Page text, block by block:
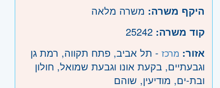
היקף משרה: משרה מלאה
קוד משרה:
אזור: מרכז - תל אביב, פתח תקווה, רמת גן
וגבעתיים, בקעת אונו וגבעת שמואל, חולון
ובת-ים, מודיעין, שוהם